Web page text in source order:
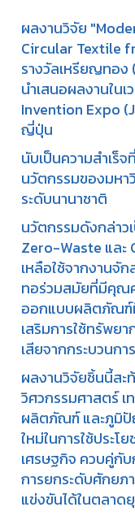
ผลงานวิจัย
Circular Textile
รางวัลเหรียญทอง
นำเสนอผลงานใน
Invention Expo
ญี่ปุ่น
นับเป็นความสำเร็
นวัตกรรมของมหา
ระดับนานาชาติ
นวัตกรรมดังกล่า
Zero-Waste และ
เหลือใช้จากงานจั
ทอร่วมสมัยที่มีคุณ
ออกแบบผลิตภัณฑ์
เสริมการใช้ทรัพย
เสียจากกระบวนก
ผลงานวิจัยชิ้นนี้สะ
วิศวกรรมศาสตร์
ผลิตภัณฑ์ และภูมิ
ใหม่ในการใช้ประโ
เศรษฐกิจ ควบคู่กั
การยกระดับศักย
แข่งขันได้ในตลาด